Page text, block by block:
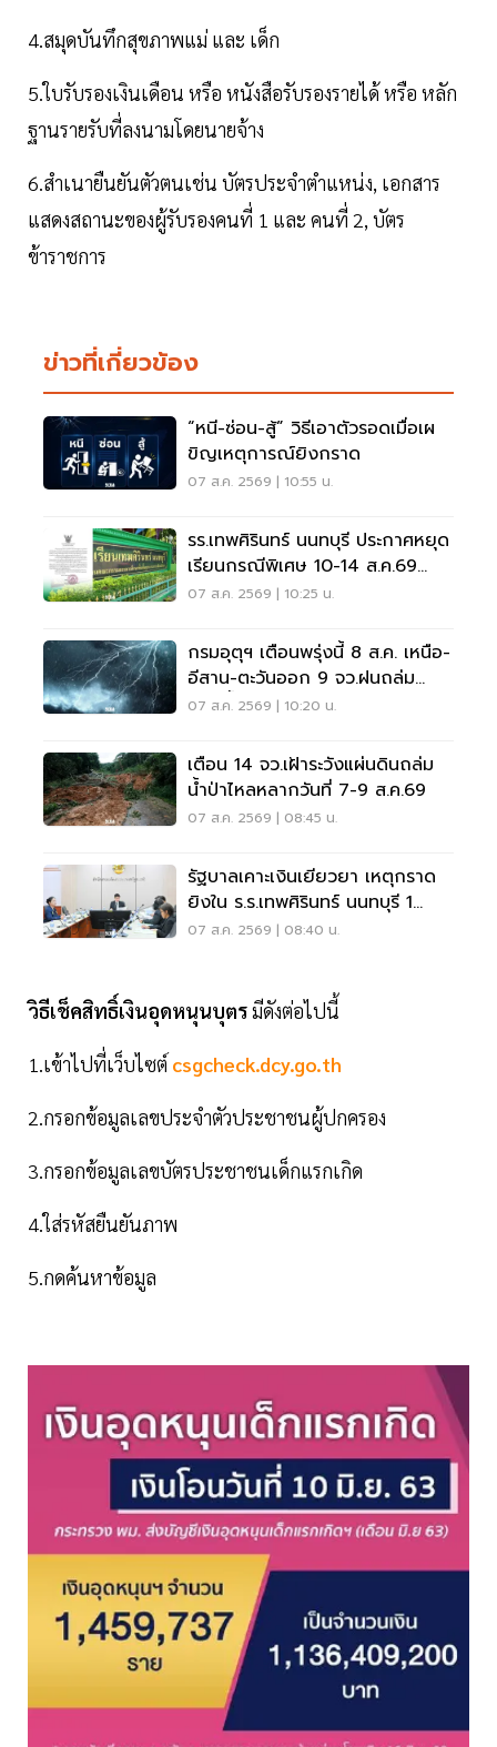
4.สมุดบันทึกสุขภาพแม่ และ เด็ก
5.ใบรับรองเงินเดือน หรือ หนังสือรับรองรายได้ หรือ หลัก
ฐานรายรับที่ลงนามโดยนายจ้าง
6.สำเนายืนยันตัวตนเช่น บัตรประจำตำแหน่ง, เอกสาร
แสดงสถานะของผู้รับรองคนที่ 1 และ คนที่ 2, บัตร
ข้าราชการ
ข่าวที่เกี่ยวข้อง
“หนี-ซ่อน-สู้” วิธีเอาตัวรอดเมื่อเผ
ขิญเหตุการณ์ยิงกราด
07 ส.ค. 2569 | 10:55 น.
รร.เทพศิรินทร์ นนทบุรี ประกาศหยุด
เรียนกรณีพิเศษ 10-14 ส.ค.69
หลังเหตุกราดยิง
07 ส.ค. 2569 | 10:25 น.
กรมอุตุฯ เตือนพรุ่งนี้ 8 ส.ค. เหนือ-
อีสาน-ตะวันออก 9 จว.ฝนถล่ม
ระวังน้ำท่วมฉับพลัน
07 ส.ค. 2569 | 10:20 น.
เตือน 14 จว.เฝ้าระวังแผ่นดินถล่ม
น้ำป่าไหลหลากวันที่ 7-9 ส.ค.69
07 ส.ค. 2569 | 08:45 น.
รัฐบาลเคาะเงินเยียวยา เหตุกราด
ยิงใน ร.ร.เทพศิรินทร์ นนทบุรี 1
แสน-1ล้าน
07 ส.ค. 2569 | 08:40 น.
วิธีเช็คสิทธิ์เงินอุดหนุนบุตรมีดังต่อไปนี้
1.เข้าไปที่เว็บไซต์ csgcheck.dcy.go.th
2.กรอกข้อมูลเลขประจำตัวประชาชนผู้ปกครอง
3.กรอกข้อมูลเลขบัตรประชาชนเด็กแรกเกิด
4.ใส่รหัสยืนยันภาพ
5.กดค้นหาข้อมูล